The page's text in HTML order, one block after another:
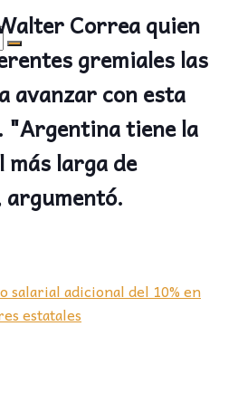
Correa quien
gremiales las
avanzar con esta
tiene la
más larga de